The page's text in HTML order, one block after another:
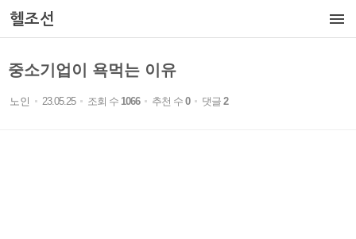

헬조선
중소기업이 욕먹는 이유
노인 23.05.25 조회 수 1066 추천 수 0 댓글 2